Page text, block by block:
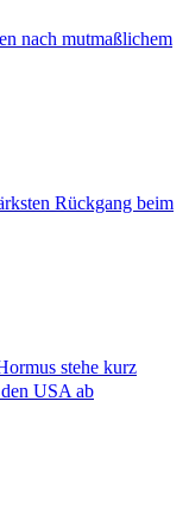
nach mutmaßlichem
Rückgang beim
stehe kurz
USA ab